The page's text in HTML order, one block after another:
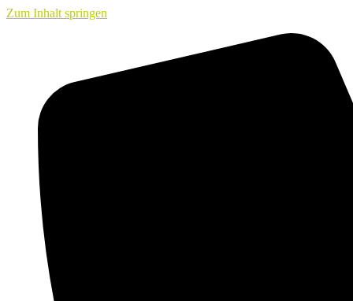
Zum Inhalt springen